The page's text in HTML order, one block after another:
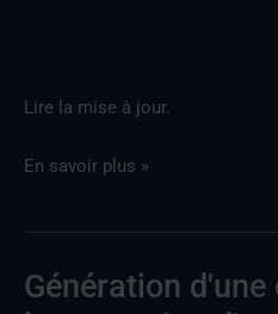
Lire la mise à jour.
En savoir plus »
Génération
Génération